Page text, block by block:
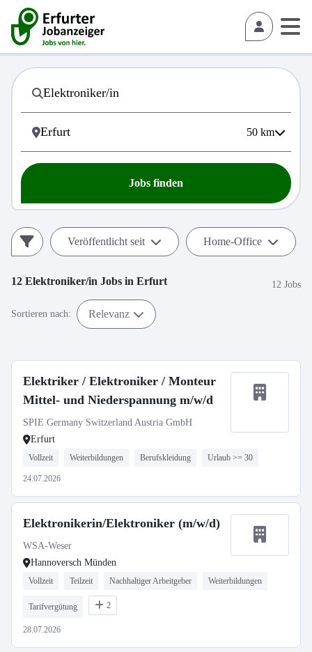
50 km
Jobs finden
Veröffentlicht seit Home-Office
12 Elektroniker/in Jobs in Erfurt 12 Jobs
Sortieren nach: Relevanz
Elektriker / Elektroniker / Monteur
Mittel- und Niederspannung m/w/d
SPIE Germany Switzerland Austria GmbH
Erfurt
Vollzeit Weiterbildungen Berufskleidung Urlaub >= 30
24.07.2026
Elektronikerin/Elektroniker (m/w/d)
WSA-Weser
Hannoversch Münden
Vollzeit Teilzeit Nachhaltiger Arbeitgeber Weiterbildungen
Tarifvergütung 2
28.07.2026